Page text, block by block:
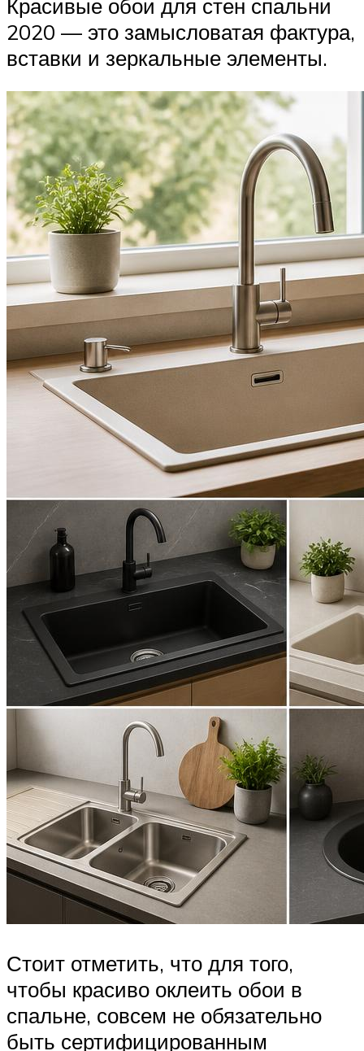
Красивые обои для стен спальни
2020 — это замысловатая фактура,
вставки и зеркальные элементы.
Стоит отметить, что для того,
чтобы красиво оклеить обои в
спальне, совсем не обязательно
быть сертифицированным